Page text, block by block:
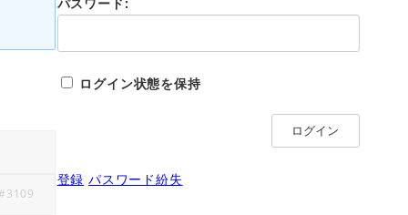
ログイン状態を保持
ログイン
登録 パスワード紛失